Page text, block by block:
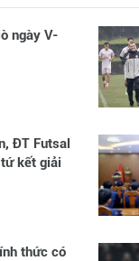
ngày V-
ĐT Futsal
kết giải
thức có